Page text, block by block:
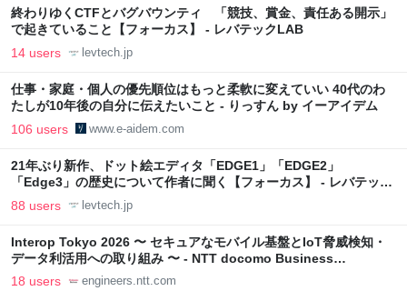
終わりゆくCTFとバグバウンティ 「競技、賞金、責任ある開示」
で起きていること【フォーカス】 - レバテックLAB
14 users levtech.jp
仕事・家庭・個人の優先順位はもっと柔軟に変えていい 40代のわ
たしが10年後の自分に伝えたいこと - りっすん by イーアイデム
106 users www.e-aidem.com
21年ぶり新作、ドット絵エディタ「EDGE1」「EDGE2」
「Edge3」の歴史について作者に聞く【フォーカス】 - レバテック
LAB
88 users levtech.jp
Interop Tokyo 2026 〜 セキュアなモバイル基盤とIoT脅威検知・
データ利活用への取り組み 〜 - NTT docomo Business
Engineers' Blog
18 users engineers.ntt.com